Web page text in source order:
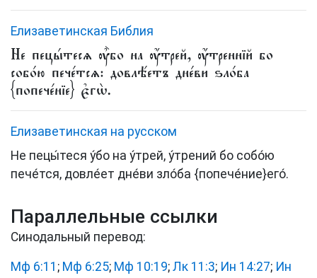
Елизаветинская Библия
Не пецы́тесѧ ᲂу҆̀бо на ᲂу҆́трей, ᲂу҆́треннїй бо
собо́ю пече́тсѧ: довлѣ́етъ дне́ви ѕло́ба
{попече́нїе} є҆гѡ̀.
Елизаветинская на русском
Не пецы́теся у́бо на у́трей, у́трений бо собо́ю
пече́тся, довле́ет дне́ви зло́ба {попече́ние}его́.
Параллельные ссылки
Синодальный перевод:
Мф 6:11 ; Мф 6:25; Мф 10:19; Лк 11:3; Ин 14:27; Ин